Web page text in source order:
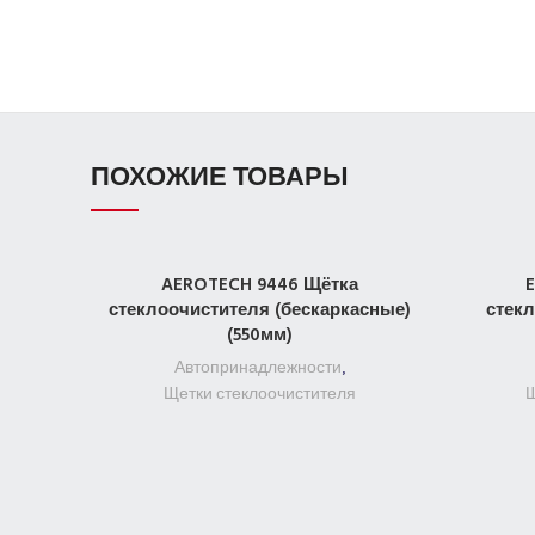
ПОХОЖИЕ ТОВАРЫ
ПОДРОБНЕЕ
AEROTECH 9446 Щётка
стеклоочистителя (бескаркасные)
(550мм)
Автопринадлежности,
Щетки стеклоочистителя